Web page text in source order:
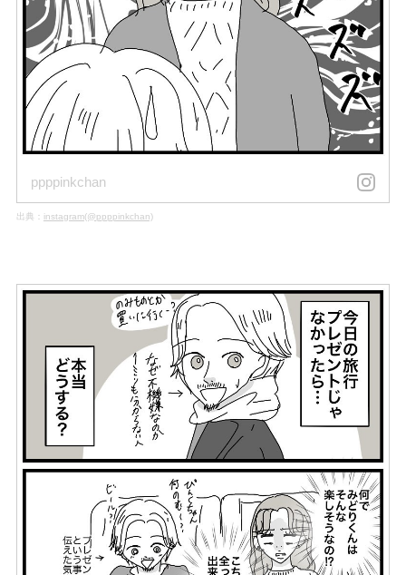
ppppinkchan
出典： instagram(@ppppinkchan)